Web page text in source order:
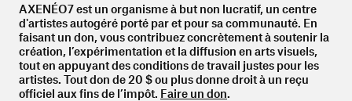
AXENÉO7 est un organisme à but non lucratif, un centre
d'artistes autogéré porté par et pour sa communauté. En
faisant un don, vous contribuez concrètement à soutenir la
création, l’expérimentation et la diffusion en arts visuels,
tout en appuyant des conditions de travail justes pour les
artistes. Tout don de 20 $ ou plusdonne droit à un reçu
officiel aux fins de l’impôt. Faire un don